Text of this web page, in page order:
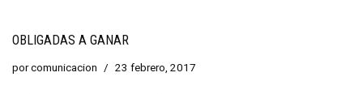
OBLIGADAS A GANAR
porcomunicacion 23 febrero, 2017